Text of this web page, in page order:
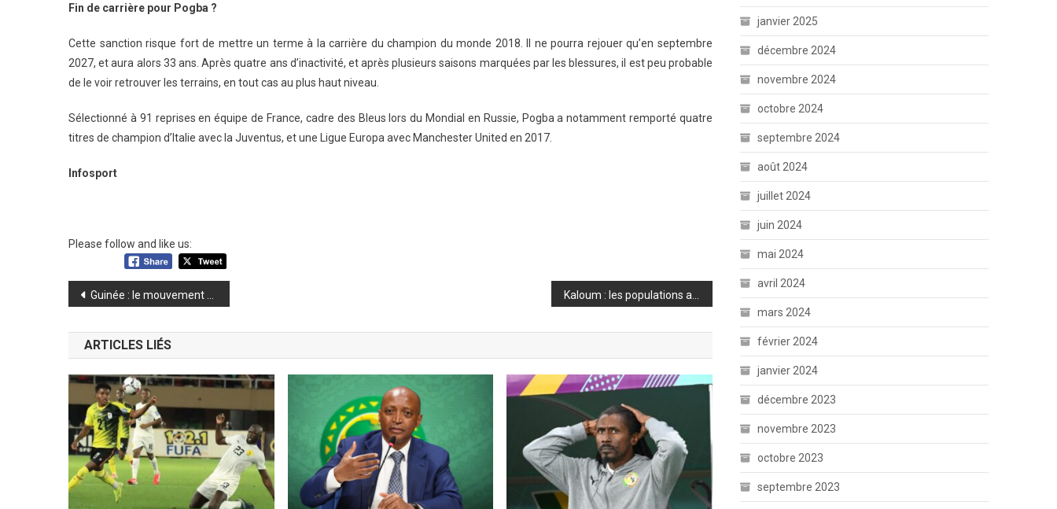
Fin de carrière pour Pogba ?
Cette sanction risque fort de mettre un terme à la carrière du champion du monde 2018. Il ne pourra rejouer qu’en septembre
2027, et aura alors 33 ans. Après quatre ans d’inactivité, et après plusieurs saisons marquées par les blessures, il est peu probable
de le voir retrouver les terrains, en tout cas au plus haut niveau.
Sélectionné à 91 reprises en équipe de France, cadre des Bleus lors du Mondial en Russie, Pogba a notamment remporté quatre
titres de champion d’Italie avec la Juventus, et une Ligue Europa avec Manchester United en 2017.
Infosport
Please follow and like us:
Navigation
de
l’article
Guinée : le mouvement syndical suspend la grève et ouvre un couloir de négociations Kaloum : les populations attirent l’attention du CNRD sur leurs difficultés
ARTICLES LIÉS
janvier 2025
décembre 2024
novembre 2024
octobre 2024
septembre 2024
août 2024
juillet 2024
juin 2024
mai 2024
avril 2024
mars 2024
février 2024
janvier 2024
décembre 2023
novembre 2023
octobre 2023
septembre 2023